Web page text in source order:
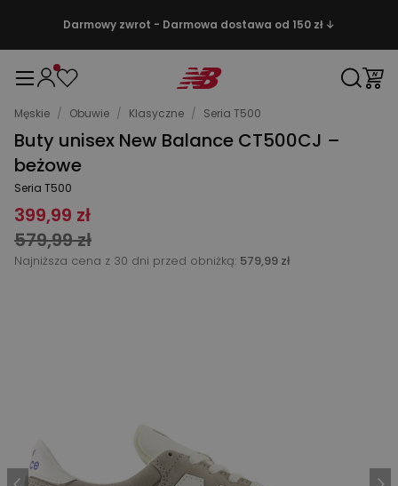
Darmowy zwrot - Darmowa dostawa od 150 zł ↓
Męskie / Obuwie / Klasyczne / Seria T500
Buty unisex New Balance CT500CJ –
beżowe
Seria T500
399,99 zł
579,99 zł
Najniższa cena z 30 dni przed obniżką: 579,99 zł